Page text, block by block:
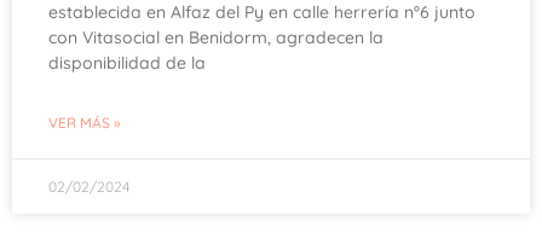
establecida en Alfaz del Py en calle herrería nº6 junto
con Vitasocial en Benidorm, agradecen la
disponibilidad de la
VER MÁS »
02/02/2024